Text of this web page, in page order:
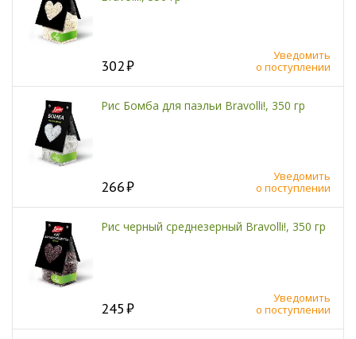
302
Уведомить
о поступлении
Рис Бомба для паэльи Bravolli!, 350 гр
266
Уведомить
о поступлении
Рис черный среднезерный Bravolli!, 350 гр
245
Уведомить
о поступлении